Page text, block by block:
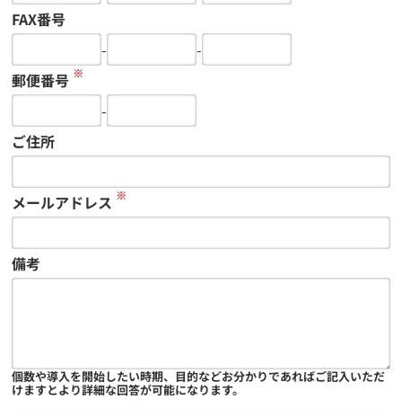
FAX番号
-
-
郵便番号 ※
-
ご住所
メールアドレス ※
備考
個数や導入を開始したい時期、目的などお分かりであればご記入いただ
けますとより詳細な回答が可能になります。